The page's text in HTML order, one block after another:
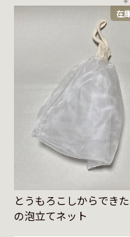
とうもろこしからでき
の泡立てネット
在